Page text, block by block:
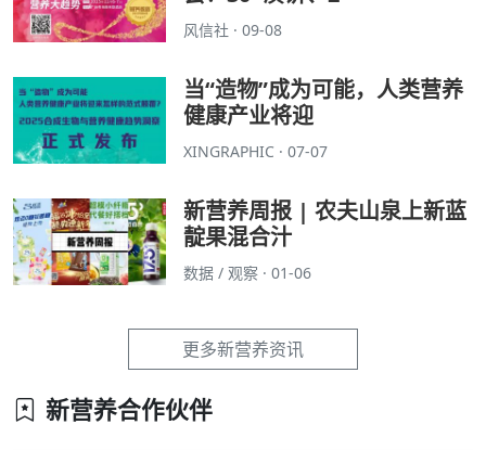
风信社 · 09-08
当“造物”成为可能，人类营养
健康产业将迎
XINGRAPHIC · 07-07
新营养周报 | 农夫山泉上新蓝
靛果混合汁
数据 / 观察 · 01-06
更多新营养资讯
新营养合作伙伴